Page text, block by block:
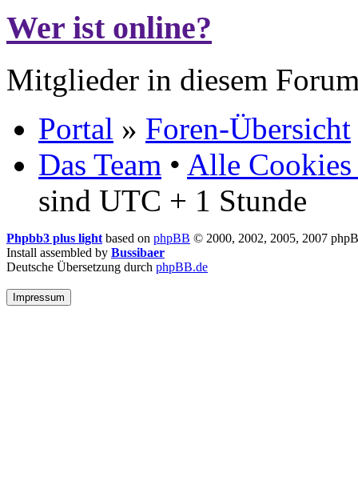
Wer ist online?
Mitglieder in diesem
Portal » Foren-Übersicht
Das Team • Alle Cookies
sind UTC + 1 Stunde
Phpbb3 plus light based on phpBB © 2000, 2002, 2005, 2007
Install assembled by Bussibaer
Deutsche Übersetzung durch phpBB.de